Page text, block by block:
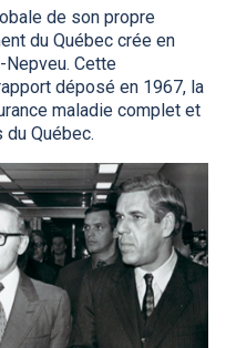
de son propre
du Québec crée en
Cette
déposé en 1967, la
maladie complet et
Québec.